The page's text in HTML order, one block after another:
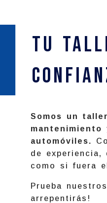
Tu
Somos un
mantenimiento
automóviles.
de experiencia,
como si fuera
Prueba
arrepentirás!